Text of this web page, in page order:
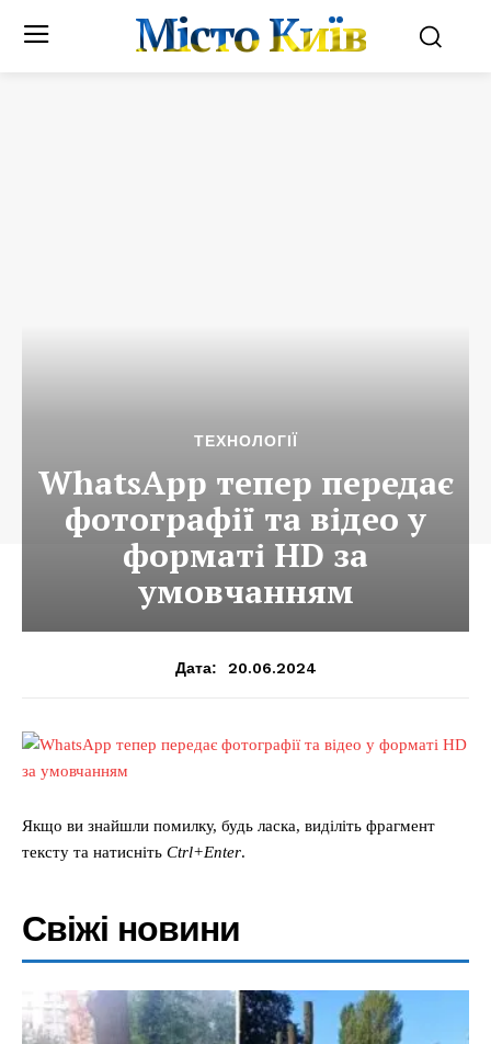
Місто Київ
ТЕХНОЛОГІЇ
WhatsApp тепер передає
фотографії та відео у
форматі HD за
умовчанням
Дата: 20.06.2024
Якщо ви знайшли помилку, будь ласка, виділіть фрагмент
тексту та натисніть Ctrl+Enter.
Свіжі новини